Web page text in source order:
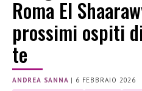
Roma El
prossimi ospiti
te
ANDREA SANNA | 6 FEBBRAIO 2026